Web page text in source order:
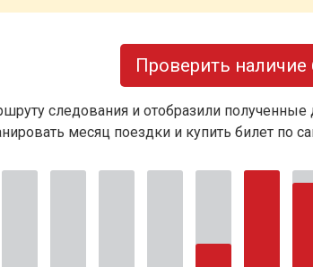
Проверить наличие
следования и отобразили
месяц поездки и купить билет по